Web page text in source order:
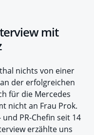
mit
nichts von einer
der erfolgreichen
für die Mercedes
nicht an Frau Prok.
PR-Chefin seit 14
erzählte uns